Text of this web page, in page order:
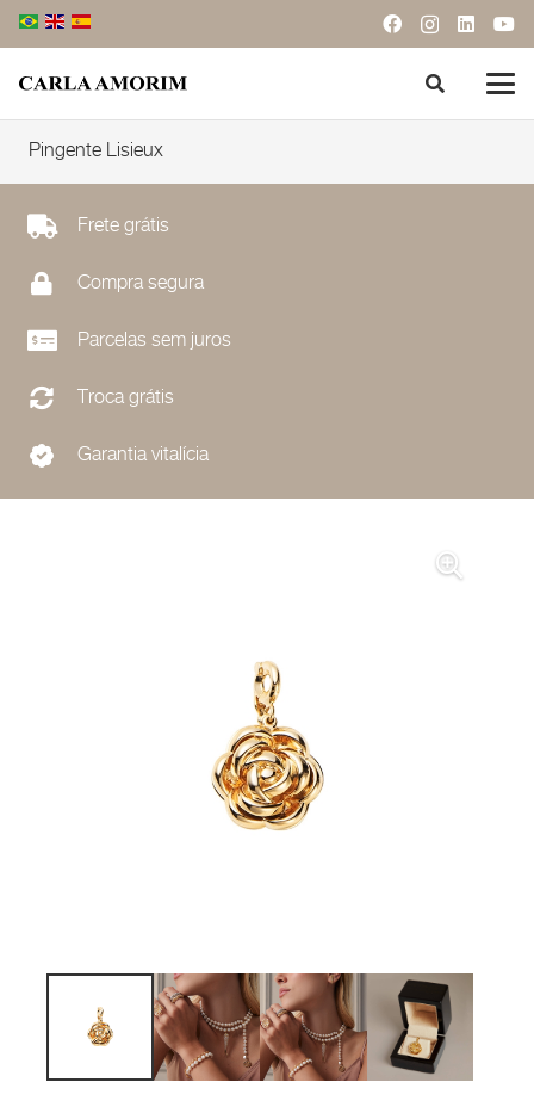
Pingente Lisieux
Frete grátis
Compra segura
Parcelas sem juros
Troca grátis
Garantia vitalícia